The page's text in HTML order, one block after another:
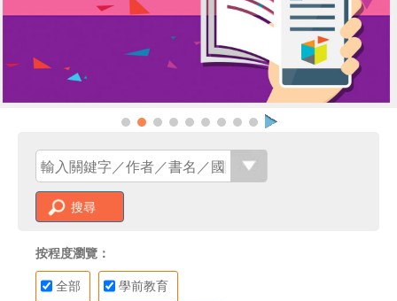
搜尋
按程度瀏覽：
全部 學前教育